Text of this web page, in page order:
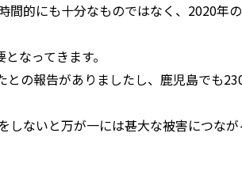
的にも十分なものではなく、2020年
なってきます。
の報告がありましたし、鹿児島でも
ないと万が一には甚大な被害につな